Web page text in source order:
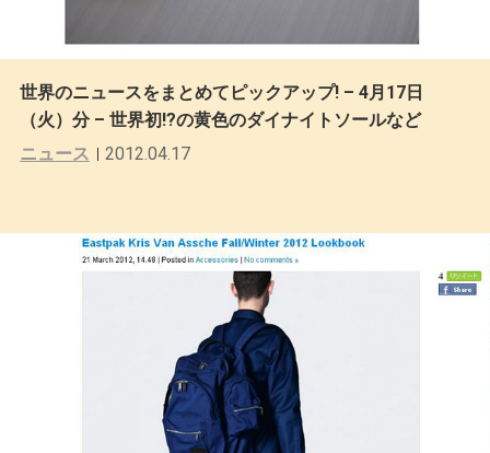
世界のニュースをまとめてピックアップ! – 4月17日
（火）分 – 世界初!?の黄色のダイナイトソールなど
ニュース
2012.04.17